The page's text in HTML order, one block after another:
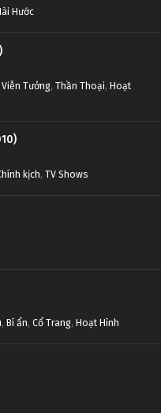
Hước
Viễn Tưởng, Thần Thoại, Hoạt
kịch, TV Shows
, Bí ẩn, Cổ Trang, Hoạt Hình